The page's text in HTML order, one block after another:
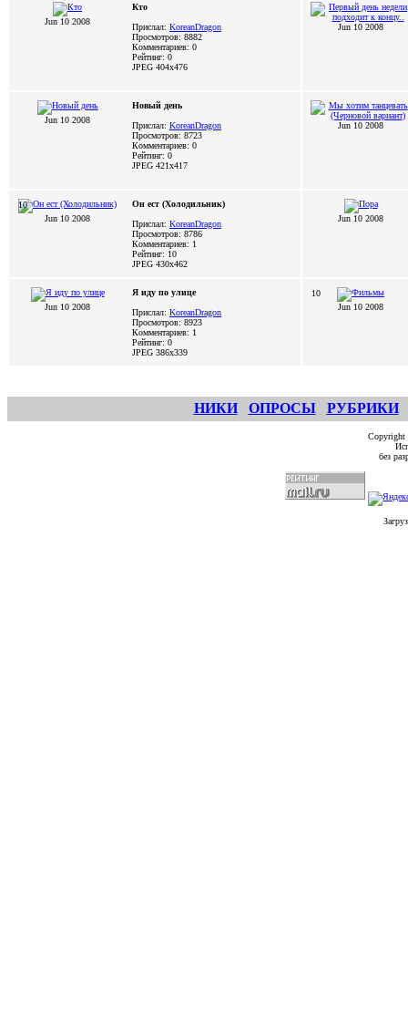
Jun 10 2008
Кто
Прислал: KoreanDragon
Просмотров: 8882
Комментариев: 0
Рейтинг: 0
JPEG 404x476
Jun 10 2008
Jun 10 2008
Новый день
Прислал: KoreanDragon
Просмотров: 8723
Комментариев: 0
Рейтинг: 0
JPEG 421x417
Jun 10 2008
10
Jun 10 2008
Он ест (Холодильник)
Прислал: KoreanDragon
Просмотров: 8786
Комментариев: 1
Рейтинг: 10
JPEG 430x462
Jun 10 2008
Jun 10 2008
Я иду по улице
Прислал: KoreanDragon
Просмотров: 8923
Комментариев: 1
Рейтинг: 0
JPEG 386x339
10
Jun 10 2008
НИКИ ОПРОСЫ РУБРИКИ
без